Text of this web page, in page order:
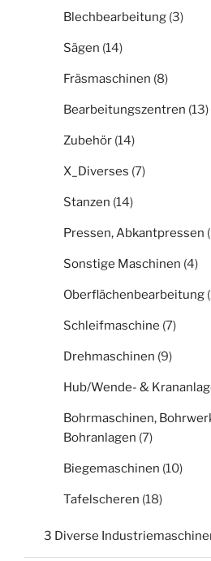
Blechbearbeitung (3)
Sägen (14)
Fräsmaschinen (8)
Bearbeitungszentren (13)
Zubehör (14)
X_Diverses (7)
Stanzen (14)
Pressen, Abkantpressen
Sonstige Maschinen (4)
Oberflächenbearbeitung
Schleifmaschine (7)
Drehmaschinen (9)
Hub/Wende- &
Bohrmaschinen,
Bohranlagen (7)
Biegemaschinen (10)
Tafelscheren (18)
3 Diverse